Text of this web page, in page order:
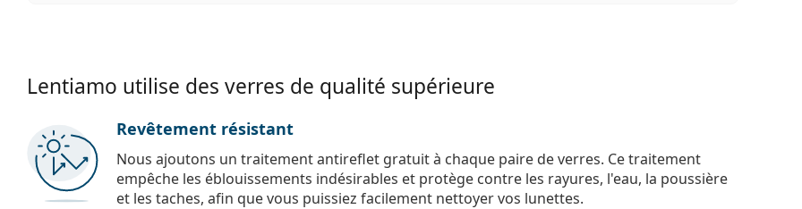
Lentiamo utilise des verres de qualité supérieure
Revêtement résistant
Nous ajoutons un traitement antireflet gratuit à chaque paire de verres. Ce traitement
empêche les éblouissements indésirables et protège contre les rayures, l'eau, la poussière
et les taches, afin que vous puissiez facilement nettoyer vos lunettes.